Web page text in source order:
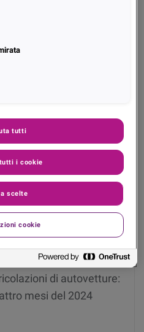
l’Italia: nuovo al
Immatricolazioni e
In crescita
di autovetture:
mesi del 2024
tutti
i cookie
scelte
cookie